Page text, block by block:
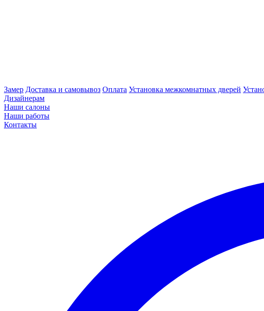
Замер Доставка и самовывоз Оплата Установка межкомнатных дверей
Дизайнерам
Наши салоны
Наши работы
Контакты